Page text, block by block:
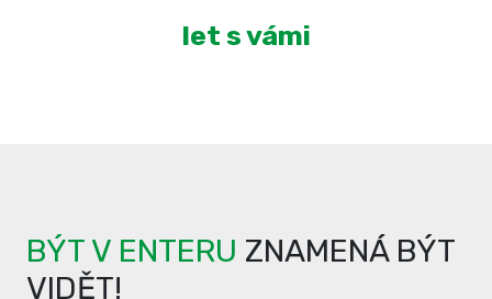
let s vámi
BÝT V ENTERU ZNAMENÁ BÝT
VIDĚT!